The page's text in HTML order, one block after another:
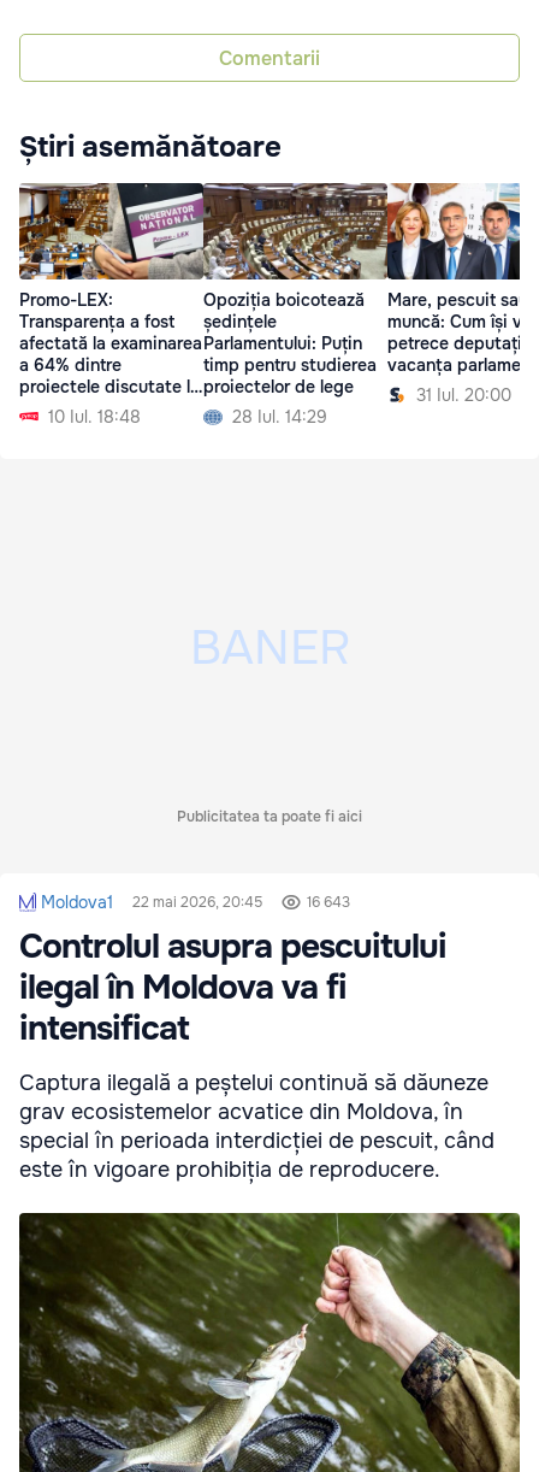
Comentarii
Știri asemănătoare
Promo-LEX:
Transparența a fost
afectată la examinarea
a 64% dintre
proiectele discutate la
ședința Parlamentului
10 Iul. 18:48
Opoziția boicotează
ședințele
Parlamentului: Puțin
timp pentru studierea
proiectelor de lege
28 Iul. 14:29
Mare, pescuit sau
muncă: Cum își vor
petrece deputații
vacanța
31 Iul. 20:00
Publicitatea ta poate fi aici
Moldova1 22 mai 2026, 20:45 16 643
Controlul asupra pescuitului
ilegal în Moldova va fi
intensificat
Captura ilegală a peștelui continuă să dăuneze
grav ecosistemelor acvatice din Moldova, în
special în perioada interdicției de pescuit, când
este în vigoare prohibiția de reproducere.